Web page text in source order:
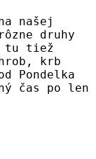
našej
druhy
tu tiež
krb
Pondelka
čas po len